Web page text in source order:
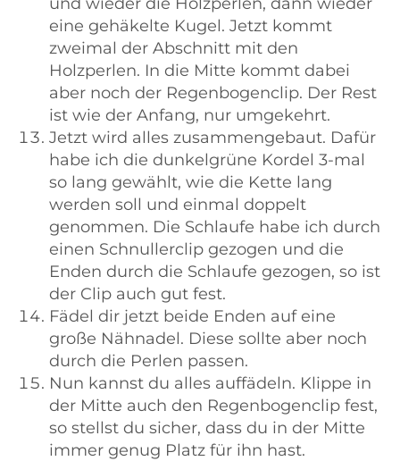
eine gehäkelte Kugel. Jetzt kommt
zweimal der Abschnitt mit den
Holzperlen. In die Mitte kommt dabei
aber noch der Regenbogenclip. Der Rest
ist wie der Anfang, nur umgekehrt.
Jetzt wird alles zusammengebaut. Dafür
habe ich die dunkelgrüne Kordel 3-mal
so lang gewählt, wie die Kette lang
werden soll und einmal doppelt
genommen. Die Schlaufe habe ich durch
einen Schnullerclip gezogen und die
Enden durch die Schlaufe gezogen, so ist
der Clip auch gut fest.
Fädel dir jetzt beide Enden auf eine
große Nähnadel. Diese sollte aber noch
durch die Perlen passen.
Nun kannst du alles auffädeln. Klippe in
der Mitte auch den Regenbogenclip fest,
so stellst du sicher, dass du in der Mitte
immer genug Platz für ihn hast.